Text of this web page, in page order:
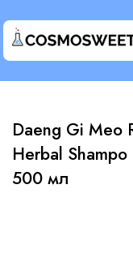
Daeng Gi Meo
Herbal
500 мл